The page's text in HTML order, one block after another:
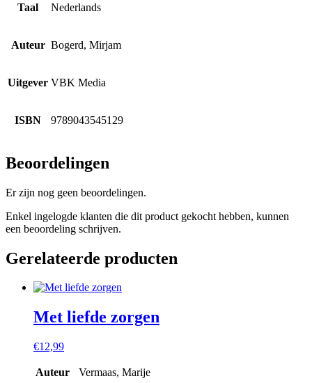
Taal Nederlands
Auteur Bogerd, Mirjam
Uitgever VBK Media
ISBN 9789043545129
Beoordelingen
Er zijn nog geen beoordelingen.
Enkel ingelogde klanten die dit product gekocht hebben, kunnen
een beoordeling schrijven.
Gerelateerde producten
Met liefde zorgen
€12,99
Auteur Vermaas, Marije